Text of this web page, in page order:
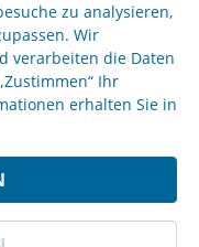
zu analysieren,
Wir
verarbeiten die Daten
Ihr
erhalten Sie in